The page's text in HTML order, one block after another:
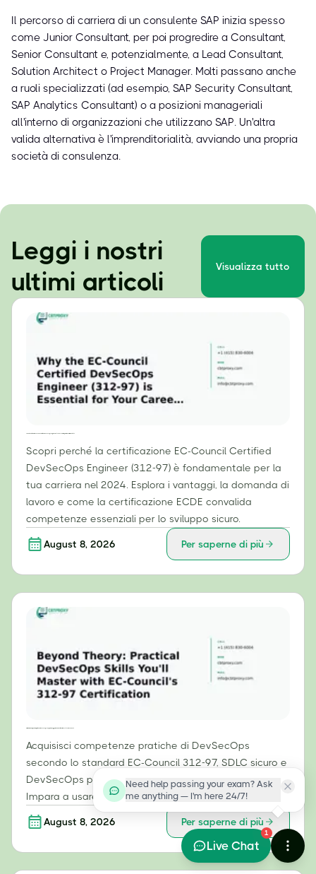
Il percorso di carriera di un consulente SAP inizia spesso
come Junior Consultant, per poi progredire a Consultant,
Senior Consultant e, potenzialmente, a Lead Consultant,
Solution Architect o Project Manager. Molti passano anche
a ruoli specializzati (ad esempio, SAP Security Consultant,
SAP Analytics Consultant) o a posizioni manageriali
all'interno di organizzazioni che utilizzano SAP. Un'altra
valida alternativa è l'imprenditorialità, avviando una propria
società di consulenza.
Leggi i nostri
ultimi articoli
Visualizza tutto
Scopri perché la certificazione EC-Council Certified
DevSecOps Engineer (312-97) è fondamentale per la
tua carriera nel 2024. Esplora i vantaggi, la domanda di
lavoro e come la certificazione ECDE convalida
competenze essenziali per lo sviluppo sicuro.
August 8, 2026 Per saperne di più
Acquisisci competenze pratiche di DevSecOps
secondo lo standard EC-Council 312-97, SDLC sicuro e
DevSecOps per il cloud con la certificazione ECDE.
Impara a usare Keywhiz CLI e molto altro.
August 8, 2026 Per saperne di più
Need help passing your exam? Ask
me anything — I'm here 24/7!
1
Live Chat